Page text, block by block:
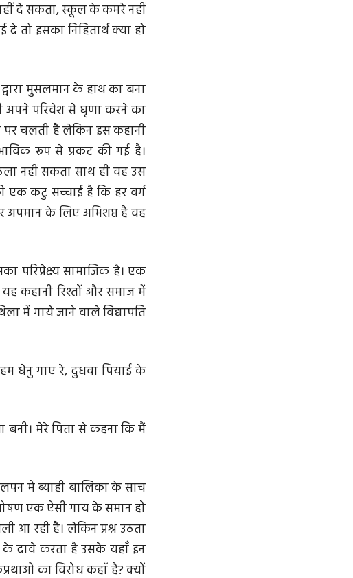
दे सकता, स्कूल के कमरे नहीं
इसका निहितार्थ क्या हो
मुसलमान के हाथ का बना
अपने परिवेश से घृणा करने का
पर चलती है लेकिन इस कहानी
रूप से प्रकट की गई है।
नहीं सकता साथ ही वह उस
एक कटु सच्चाई है कि हर वर्ग
के लिए अभिशप्त है वह
परिप्रेक्ष्य सामाजिक है। एक
कहानी रिश्तों और समाज में
में गाये जाने वाले विद्यापति
धेनु गाए रे, दुधवा पियाई के
मेरे पिता से कहना कि मैं
में ब्याही बालिका के साच
एक ऐसी गाय के समान हो
आ रही है। लेकिन प्रश्न उठता
के दावे करता है उसके यहाँ इन
का विरोध कहाँ है? क्यों